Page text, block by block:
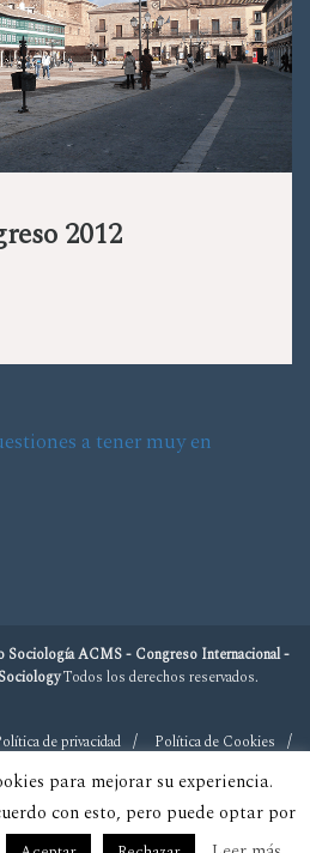
2012
a tener muy en
Sociología ACMS - Congreso Internacional -
Todos los derechos reservados.
de privacidad Política de Cookies
para mejorar su experiencia.
con esto, pero puede optar por